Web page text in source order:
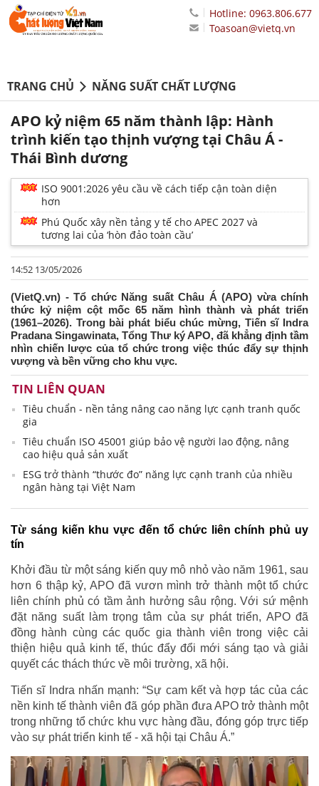
Hotline: 0963.806.677
Toasoan@vietq.vn
TRANG CHỦ NĂNG SUẤT CHẤT LƯỢNG
APO kỷ niệm 65 năm thành lập: Hành
trình kiến tạo thịnh vượng tại Châu Á -
Thái Bình dương
ISO 9001:2026 yêu cầu về cách tiếp cận toàn diện
hơn
Phú Quốc xây nền tảng y tế cho APEC 2027 và
tương lai của ‘hòn đảo toàn cầu’
14:52 13/05/2026
(VietQ.vn) - Tổ chức Năng suất Châu Á (APO) vừa chính
thức kỷ niệm cột mốc 65 năm hình thành và phát triển
(1961–2026). Trong bài phát biểu chúc mừng, Tiến sĩ Indra
Pradana Singawinata, Tổng Thư ký APO, đã khẳng định tầm
nhìn chiến lược của tổ chức trong việc thúc đẩy sự thịnh
vượng và bền vững cho khu vực.
TIN LIÊN QUAN
Tiêu chuẩn - nền tảng nâng cao năng lực cạnh tranh quốc
gia
Tiêu chuẩn ISO 45001 giúp bảo vệ người lao động, nâng
cao hiệu quả sản xuất
ESG trở thành “thước đo” năng lực cạnh tranh của nhiều
ngân hàng tại Việt Nam
Từ sáng kiến khu vực đến tổ chức liên chính phủ uy
tín
Khởi đầu từ một sáng kiến quy mô nhỏ vào năm 1961, sau
hơn 6 thập kỷ, APO đã vươn mình trở thành một tổ chức
liên chính phủ có tầm ảnh hưởng sâu rộng. Với sứ mệnh
đặt năng suất làm trọng tâm của sự phát triển, APO đã
đồng hành cùng các quốc gia thành viên trong việc cải
thiện hiệu quả kinh tế, thúc đẩy đổi mới sáng tạo và giải
quyết các thách thức về môi trường, xã hội.
Tiến sĩ Indra nhấn mạnh: “Sự cam kết và hợp tác của các
nền kinh tế thành viên đã góp phần đưa APO trở thành một
trong những tổ chức khu vực hàng đầu, đóng góp trực tiếp
vào sự phát triển kinh tế - xã hội tại Châu Á.”